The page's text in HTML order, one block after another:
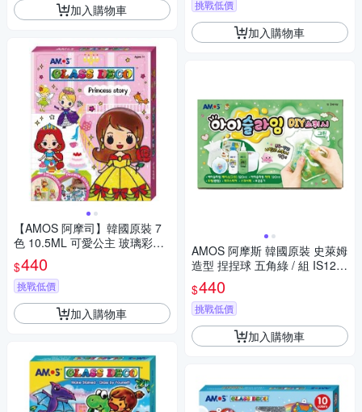
加入購物車
【AMOS 阿摩司】韓國原裝 7
色 10.5ML 可愛公主 玻璃彩繪
創意組合 / 組 GD10P7-PS
$440
挑戰低價
加入購物車
挑戰低價
加入購物車
AMOS 阿摩斯 韓國原裝 史萊姆
造型 捏捏球 五角綠 / 組 IS120
P2-GR
$440
挑戰低價
加入購物車